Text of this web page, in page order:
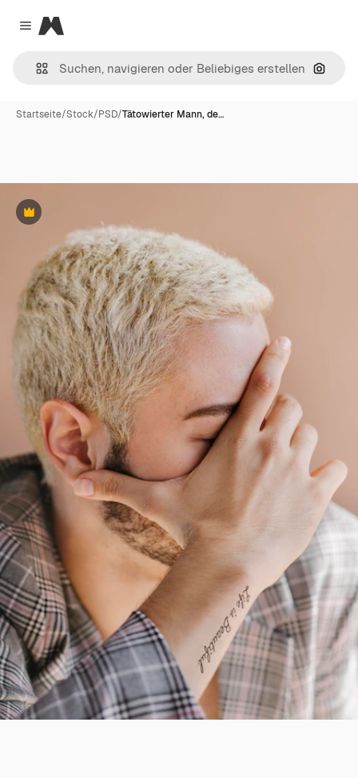
Close menu
Magnific
Nach
Startseite/Stock/PSD/Tätowierter Mann, de…
Premium